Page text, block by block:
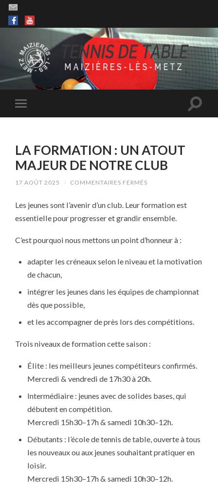
LA FORMATION : UN ATOUT
MAJEUR DE NOTRE CLUB
17 AOÛT 2025 / COMMENTAIRES FERMÉS
:
ATOUT
NOTRE
Les jeunes sont l’avenir d’un club. Leur formation est
essentielle pour progresser et grandir ensemble.
C’est pourquoi nous mettons un point d’honneur à :
adapter les créneaux selon le niveau et la motivation
de chacun,
intégrer les jeunes dans les équipes de championnat
dès que possible,
et les accompagner de près lors des compétitions.
Trois niveaux de formation cette saison :
Élite : les meilleurs jeunes compétiteurs confirmés.
Mercredi & vendredi de 17h30 à 20h.
Intermédiaire : jeunes avec de solides bases, qui
débutent en compétition.
Mercredi 15h30–17h & samedi 10h30–12h.
Débutants : l’école de tennis de table, ouverte à tous
les nouveaux ou aux jeunes souhaitant pratiquer en
loisir.
Mercredi 15h30–17h & samedi 10h30–12h.